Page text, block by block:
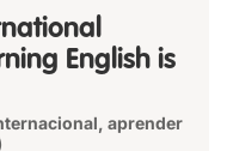
English is
aprender